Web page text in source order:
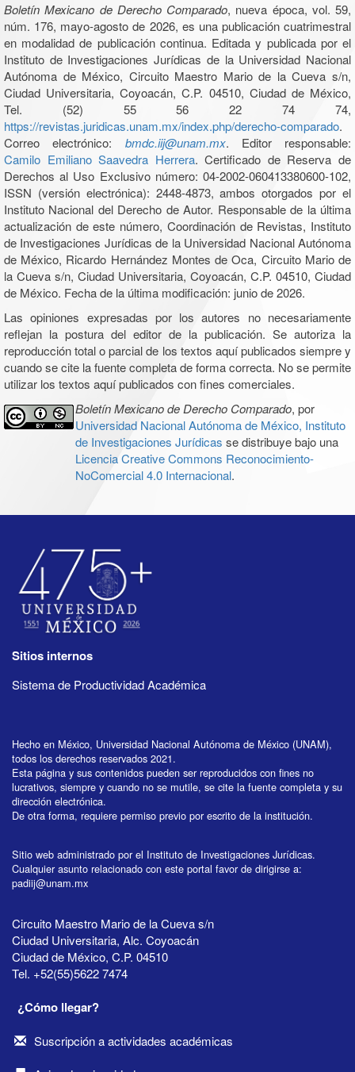
Boletín Mexicano de Derecho Comparado, nueva época, vol. 59,
núm. 176, mayo-agosto de 2026, es una publicación cuatrimestral
en modalidad de publicación continua. Editada y publicada por el
Instituto de Investigaciones Jurídicas de la Universidad Nacional
Autónoma de México, Circuito Maestro Mario de la Cueva s/n,
Ciudad Universitaria, Coyoacán, C.P. 04510, Ciudad de México,
Tel. (52) 55 56 22 74 74,
https://revistas.juridicas.unam.mx/index.php/derecho-comparado.
Correo electrónico: bmdc.iij@unam.mx. Editor responsable:
Camilo Emiliano Saavedra Herrera. Certificado de Reserva de
Derechos al Uso Exclusivo número: 04-2002-060413380600-102,
ISSN (versión electrónica): 2448-4873, ambos otorgados por el
Instituto Nacional del Derecho de Autor. Responsable de la última
actualización de este número, Coordinación de Revistas, Instituto
de Investigaciones Jurídicas de la Universidad Nacional Autónoma
de México, Ricardo Hernández Montes de Oca, Circuito Mario de
la Cueva s/n, Ciudad Universitaria, Coyoacán, C.P. 04510, Ciudad
de México. Fecha de la última modificación: junio de 2026.
Las opiniones expresadas por los autores no necesariamente
reflejan la postura del editor de la publicación. Se autoriza la
reproducción total o parcial de los textos aquí publicados siempre y
cuando se cite la fuente completa de forma correcta. No se permite
utilizar los textos aquí publicados con fines comerciales.
Boletín Mexicano de Derecho Comparado, por
Universidad Nacional Autónoma de México, Instituto
de Investigaciones Jurídicas se distribuye bajo una
Licencia Creative Commons Reconocimiento-
NoComercial 4.0 Internacional.
Sitios internos
Sistema de Productividad Académica
Hecho en México, Universidad Nacional Autónoma de México (UNAM),
todos los derechos reservados 2021.
Esta página y sus contenidos pueden ser reproducidos con fines no
lucrativos, siempre y cuando no se mutile, se cite la fuente completa y su
dirección electrónica.
De otra forma, requiere permiso previo por escrito de la institución.
Sitio web administrado por el Instituto de Investigaciones Jurídicas.
Cualquier asunto relacionado con este portal favor de dirigirse a:
padiij@unam.mx
Circuito Maestro Mario de la Cueva s/n
Ciudad Universitaria, Alc. Coyoacán
Ciudad de México, C.P. 04510
Tel. +52(55)5622 7474
¿Cómo llegar?
Suscripción a actividades académicas